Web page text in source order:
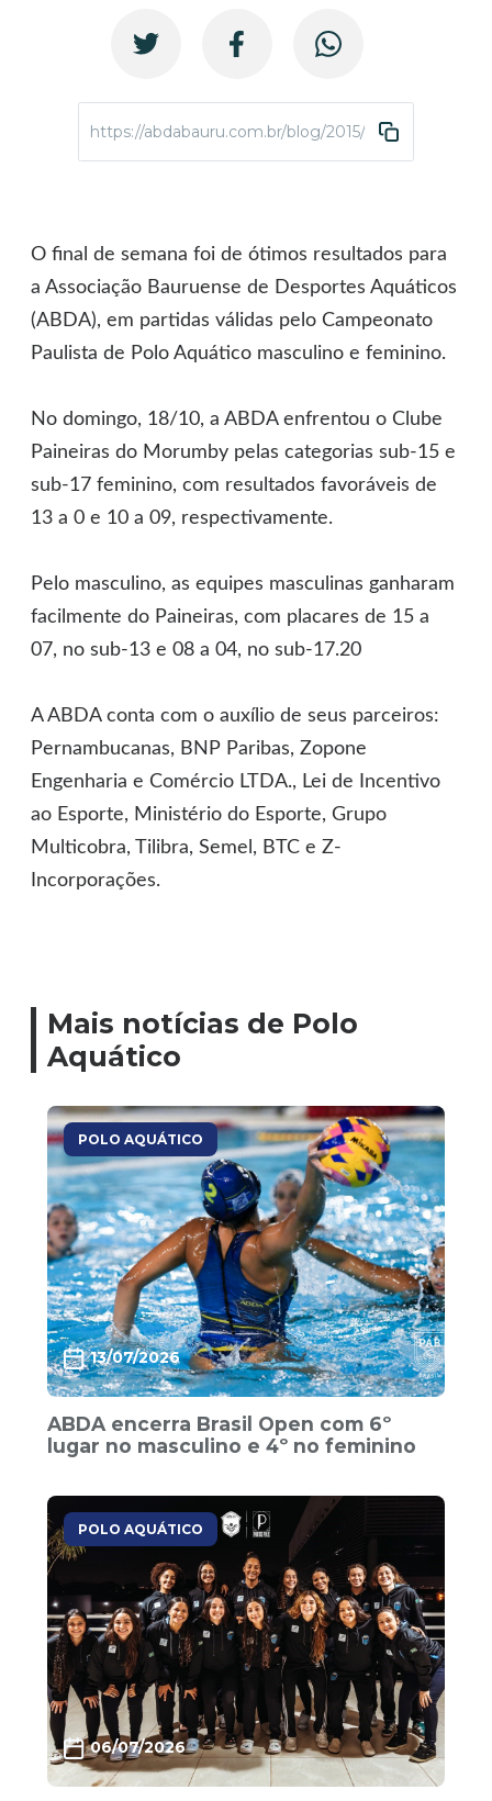
https://abdabauru.com.br/blog/2015/10/29/a-abda-
O final de semana foi de ótimos resultados para
a Associação Bauruense de Desportes Aquáticos
(ABDA), em partidas válidas pelo Campeonato
Paulista de Polo Aquático masculino e feminino.
No domingo, 18/10, a ABDA enfrentou o Clube
Paineiras do Morumby pelas categorias sub-15 e
sub-17 feminino, com resultados favoráveis de
13 a 0 e 10 a 09, respectivamente.
Pelo masculino, as equipes masculinas ganharam
facilmente do Paineiras, com placares de 15 a
07, no sub-13 e 08 a 04, no sub-17.20
A ABDA conta com o auxílio de seus parceiros:
Pernambucanas, BNP Paribas, Zopone
Engenharia e Comércio LTDA., Lei de Incentivo
ao Esporte, Ministério do Esporte, Grupo
Multicobra, Tilibra, Semel, BTC e Z-
Incorporações.
Mais notícias de Polo
Aquático
POLO AQUÁTICO
13/07/2026
ABDA encerra Brasil Open com 6º
lugar no masculino e 4º no feminino
POLO AQUÁTICO
06/07/2026